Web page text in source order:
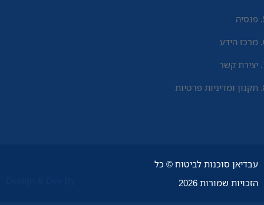
פנסיה
מרכז הידע
יצירת קשר
תקנון ומדיניות פרטיות
עבדיאן סוכנות לביטוח © כל
הזכויות שמורות 2026